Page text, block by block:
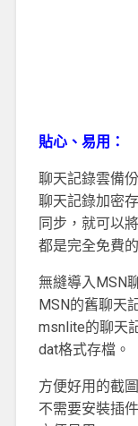
貼心、易用：
聊天記錄雲備份
聊天記錄加密
同步，就可以
都是完全免費
無縫導入MSN
MSN的舊聊天
msnlite的聊天
dat格式存檔。
方便好用的截圖
不需要安裝插